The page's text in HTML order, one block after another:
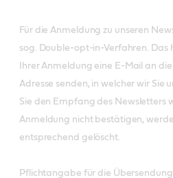
Für die Anmeldung zu unseren
sog. Double-opt-in-Verfahren. Das
Ihrer Anmeldung eine E-Mail an
Adresse senden, in welcher wir Sie
Sie den Empfang des Newsletters
Anmeldung nicht bestätigen,
entsprechend gelöscht.
Pflichtangabe für die